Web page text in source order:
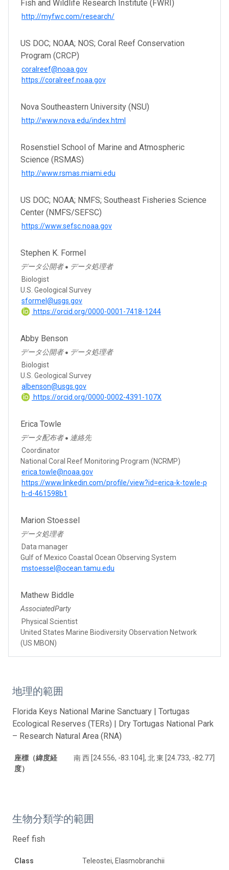
Fish and Wildlife Research Institute (FWRI)
http://myfwc.com/research/
US DOC; NOAA; NOS; Coral Reef Conservation
Program (CRCP)
coralreef@noaa.gov
https://coralreef.noaa.gov
Nova Southeastern University (NSU)
http://www.nova.edu/index.html
Rosenstiel School of Marine and Atmospheric
Science (RSMAS)
http://www.rsmas.miami.edu
US DOC; NOAA; NMFS; Southeast Fisheries Science
Center (NMFS/SEFSC)
https://www.sefsc.noaa.gov
Stephen K. Formel
データ公開者 ● データ処理者
Biologist
U.S. Geological Survey
sformel@usgs.gov
https://orcid.org/0000-0001-7418-1244
Abby Benson
データ公開者 ● データ処理者
Biologist
U.S. Geological Survey
albenson@usgs.gov
https://orcid.org/0000-0002-4391-107X
Erica Towle
データ配布者 ● 連絡先
Coordinator
National Coral Reef Monitoring Program (NCRMP)
erica.towle@noaa.gov
https://www.linkedin.com/profile/view?id=erica-k-towle-p
h-d-461598b1
Marion Stoessel
データ処理者
Data manager
Gulf of Mexico Coastal Ocean Observing System
mstoessel@ocean.tamu.edu
Mathew Biddle
AssociatedParty
Physical Scientist
United States Marine Biodiversity Observation Network
(US MBON)
地理的範囲
Florida Keys National Marine Sanctuary | Tortugas
Ecological Reserves (TERs) | Dry Tortugas National Park
– Research Natural Area (RNA)
座標（緯度経
度）
南 西 [24.556, -83.104], 北 東 [24.733, -82.77]
生物分類学的範囲
Reef fish
Class Teleostei, Elasmobranchii